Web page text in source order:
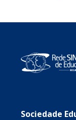
Sociedade